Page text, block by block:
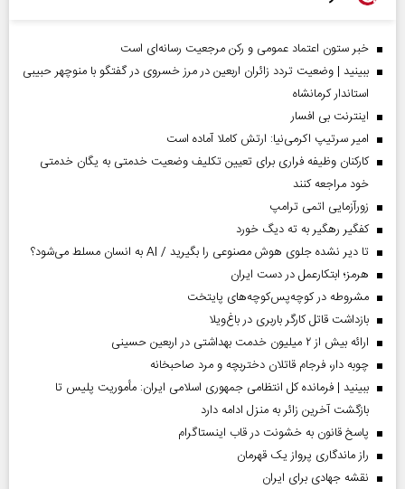
خبر ستون اعتماد عمومی و رکن مرجعیت رسانه‌ای است
ببینید | وضعیت تردد زائران اربعین در مرز خسروی در گفتگو با منوچهر حبیبی
استاندار کرمانشاه
اینترنت بی افسار
امیر سرتیپ اکرمی‌نیا: ارتش کاملا آماده است
کارکنان وظیفه فراری برای تعیین تکلیف وضعیت خدمتی به یگان خدمتی
خود مراجعه کنند
زورآزمایی اتمی ترامپ
کفگیر رهگیر به ته دیگ خورد
تا دیر نشده جلوی هوش مصنوعی را بگیرید / AI به انسان مسلط می‌شود؟
هرمز؛ ابتکارعمل در دست ایران
مشروطه در کوچه‌پس‌کوچه‌های پایتخت
بازداشت قاتل کارگر باربری در باغ‌ویلا
ارائه بیش از ۲ میلیون خدمت بهداشتی در اربعین حسینی
چوبه دار، فرجام قاتلان دختربچه و مرد صاحبخانه
ببینید | فرمانده کل انتظامی جمهوری اسلامی ایران­: مأموریت پلیس تا
بازگشت آخرین زائر به منزل ادامه دارد
پاسخ قانون به خشونت در قاب اینستاگرام
راز ماندگاری پرواز یک قهرمان
نقشه جهادی برای ایران